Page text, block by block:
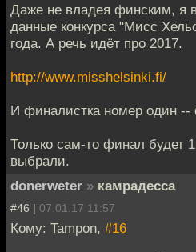
Даже не владея финским, я
данные конкурса "Мисс
года. А речь идёт про 2017.
http://www.misshelsinki.fi/
И финалистка номер один
Только сам-то финал будет
выбрали.
donerweter » камрадесса
#46 | 07.01.17 11:57
Кому: Tampon, #16